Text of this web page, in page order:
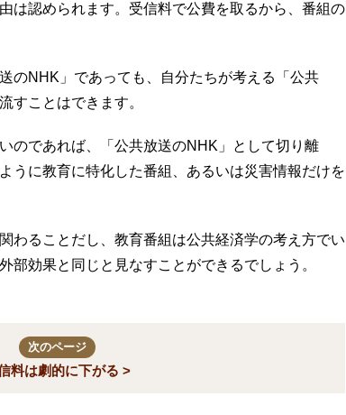
は認められます。受信料で公費を取るから、番組の
のNHK」であっても、自分たちが考える「公共
すことはできます。
のであれば、「公共放送のNHK」として切り離
うに教育に特化した番組、あるいは災害情報だけを
わることだし、教育番組は公共経済学の考え方でい
部効果と同じと見なすことができるでしょう。
次のページ
料は劇的に下がる >